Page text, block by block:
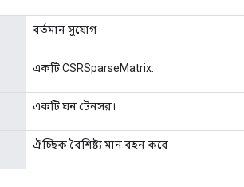
বর্তমান সুযোগ
একটি CSRSparseMatrix.
একটি ঘন টেনসর।
ঐচ্ছিক বৈশিষ্ট্য মান বহন করে